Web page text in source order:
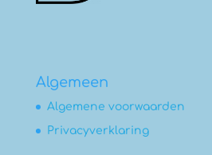
Algemeen
Algemene voorwaarden
Privacyverklaring